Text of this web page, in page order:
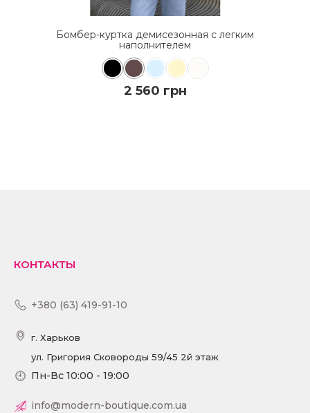
Бомбер-куртка демисезонная с легким
наполнителем
2 560 грн
КОНТАКТЫ
+380 (63) 419-91-10
г. Харьков
ул. Григория Сковороды 59/45 2й этаж
Пн-Вс 10:00 - 19:00
info@modern-boutique.com.ua